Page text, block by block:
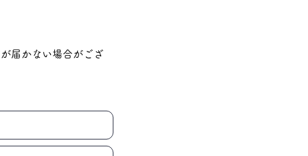
届かない場合がござ